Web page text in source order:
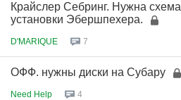
Крайслер Себринг. Нужна схема
установки Эбершпехера.
D'MARIQUE 7
ОФФ. нужны диски на Субару
Need Help 4